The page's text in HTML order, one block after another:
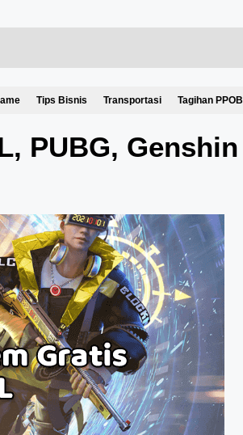
Tips Bisnis Transportasi Tagihan PPOB
PUBG, Genshin